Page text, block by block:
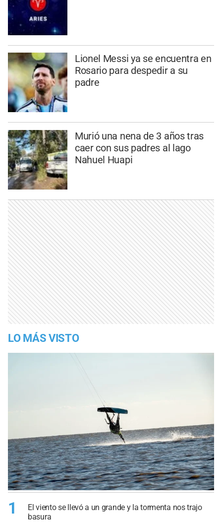
Lionel Messi ya se encuentra en
Rosario para despedir a su
padre
Murió una nena de 3 años tras
caer con sus padres al lago
Nahuel Huapi
LO MÁS VISTO
1
El viento se llevó a un grande y la tormenta nos trajo
basura